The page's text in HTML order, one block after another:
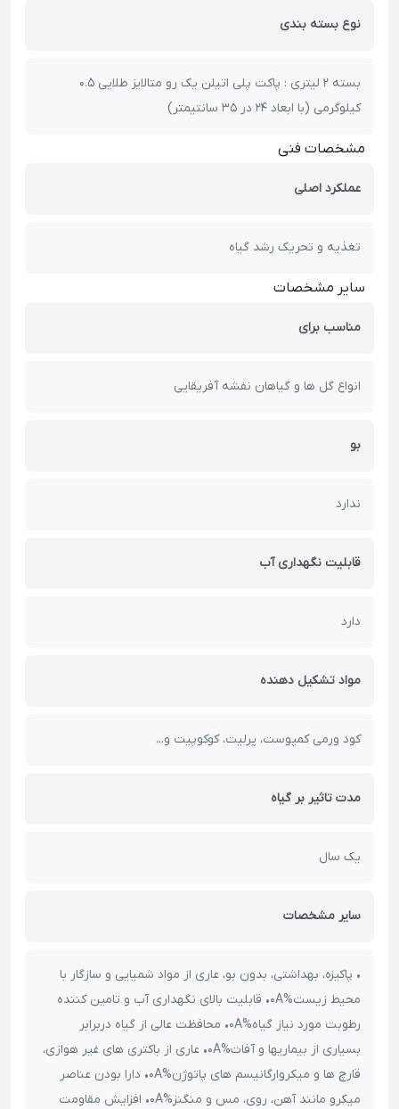
نوع بسته بندی
بسته 2 لیتری : پاکت پلی اتیلن یک رو متالایز طلایی 0.5
کیلوگرمی (با ابعاد 24 در 35 سانتیمتر)
مشخصات فنی
عملکرد اصلی
تغذیه و تحریک رشد گیاه
سایر مشخصات
مناسب برای
انواع گل ها و گیاهان نفشه آفریقایی
بو
ندارد
قابلیت نگهداری آب
دارد
مواد تشکیل دهنده
کود ورمی کمپوست، پرلیت، کوکوپیت و...
مدت تاثیر بر گیاه
یک سال
سایر مشخصات
• پاکیزه، بهداشتی، بدون بو، عاری از مواد شمیایی و سازگار با
محیط زیست%0A• قابلیت بالای نگهداری آب و تامین کننده
رطوبت مورد نیاز گیاه%0A• محافظت عالی از گیاه دربرابر
بسیاری از بیماریها و آفات%0A• عاری از باکتری های غیر هوازی،
قارچ ها و میکروارگانیسم های پاتوژن%0A• دارا بودن عناصر
میکرو مانند آهن، روی، مس و منگنز%0A• افزایش مقاومت